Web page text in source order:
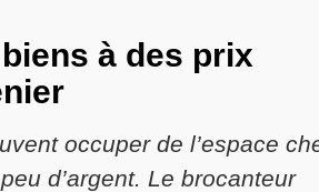
à des prix
occuper de l’espace
d’argent. Le brocanteur